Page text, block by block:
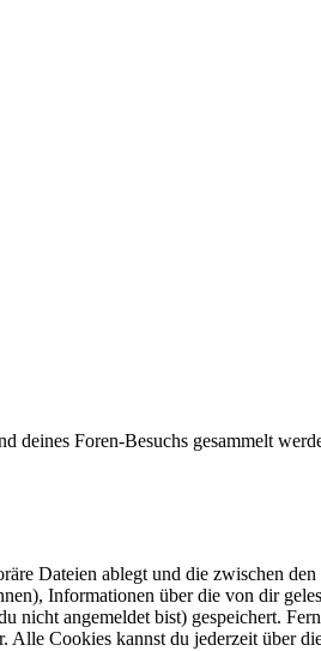
deines Foren-Besuchs gesammelt
Dateien ablegt und die zwischen den
Informationen über die von dir
nicht angemeldet bist) gespeichert.
Alle Cookies kannst du jederzeit über